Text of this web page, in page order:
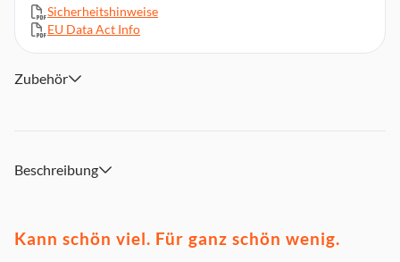
BLEIB IN VERBINDUNG
FORTSCHRITTLICHE GESUNDHEITSFEATURES
INNOVATIVE SICHERHEITSFEATURES
DIE FAMILIENKONFIGURATION HÄLT ALLE ZUSAMMEN
Sicherheitshinweise
EU Data Act Info
Zubehör
Beschreibung
Kann schön viel. Für ganz schön wenig.